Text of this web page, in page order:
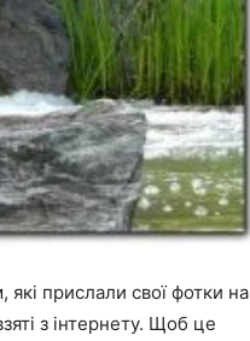
прислали свої фотки на
з інтернету. Щоб це